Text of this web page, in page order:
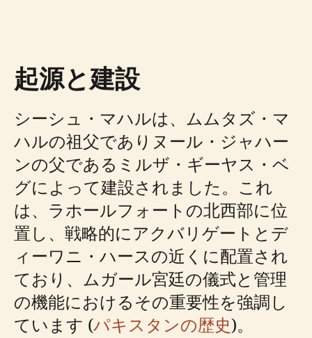
起源と建設
シーシュ・マハルは、ムムタズ・マ
ハルの祖父でありヌール・ジャハー
ンの父であるミルザ・ギーヤス・ベ
グによって建設されました。これ
は、ラホールフォートの北西部に位
置し、戦略的にアクバリゲートとデ
ィーワニ・ハースの近くに配置され
ており、ムガール宮廷の儀式と管理
の機能におけるその重要性を強調し
ています (パキスタンの歴史)。